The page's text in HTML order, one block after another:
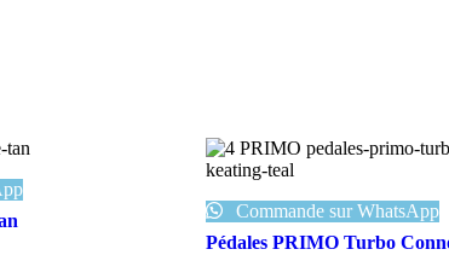
Commande sur WhatsApp
Pédales PRIMO Turbo